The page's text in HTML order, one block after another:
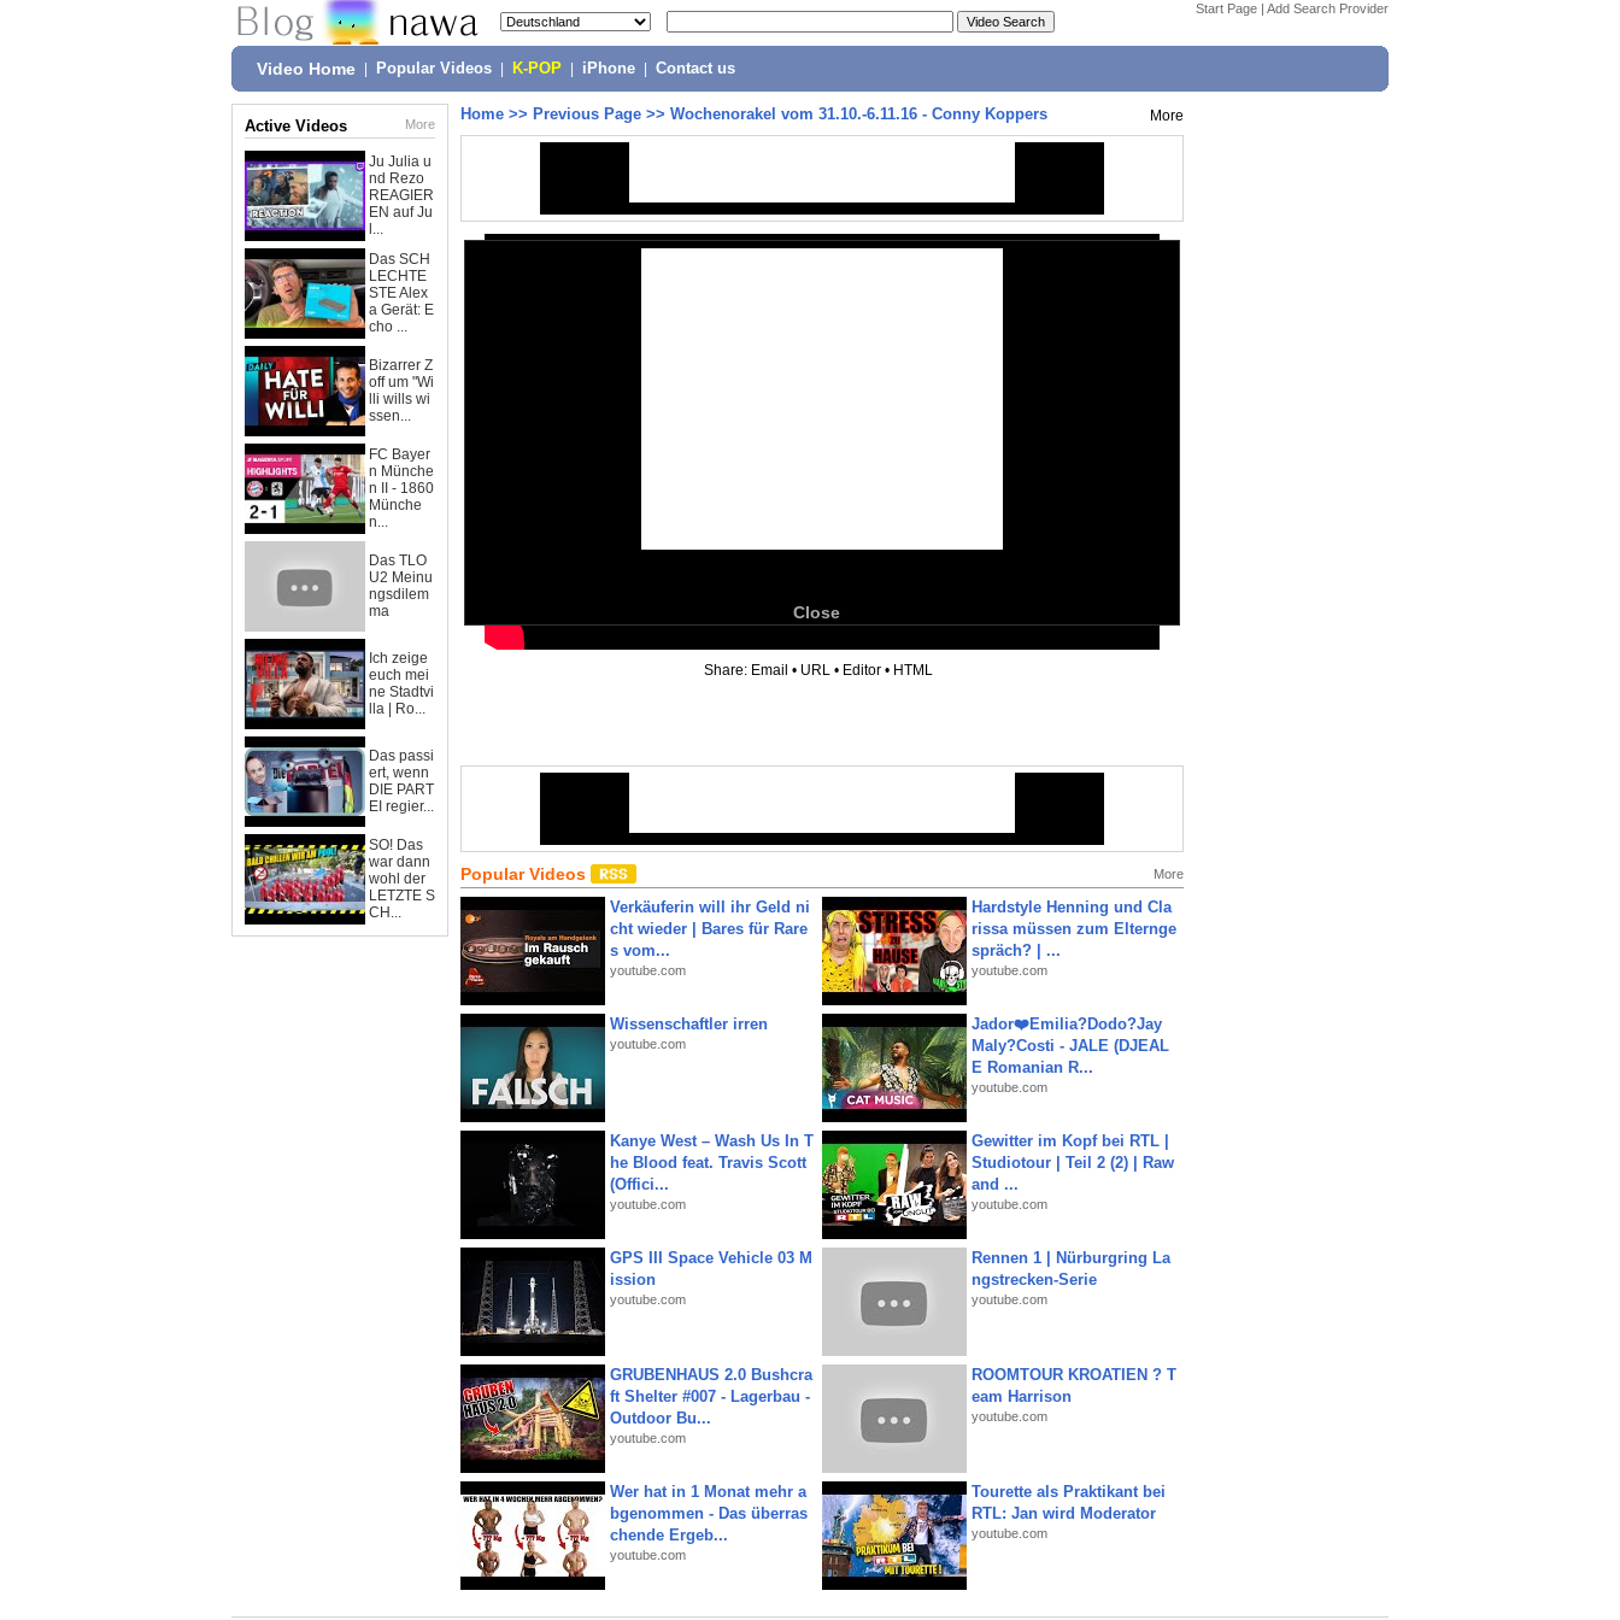
Start Page | Add Search Provider
Video Home Popular Videos K-POP iPhone Contact us
Active Videos More
Ju Julia u
nd Rezo
REAGIER
EN auf Ju
l...
Das SCH
LECHTE
STE Alex
a Gerät: E
cho ...
Bizarrer Z
off um "Wi
lli wills wi
ssen...
FC Bayer
n Münche
n II - 1860
Münche
n...
Das TLO
U2 Meinu
ngsdilem
ma
Ich zeige
euch mei
ne Stadtvi
lla | Ro...
Das passi
ert, wenn
DIE PART
EI regier...
SO! Das
war dann
wohl der
LETZTE S
CH...
Home >> Previous Page >> Wochenorakel vom 31.10.-6.11.16 - Conny Koppers More
Close
Share: Email • URL • Editor • HTML
Popular Videos More
Verkäuferin will ihr Geld ni
cht wieder | Bares für Rare
s vom...
youtube.com
Hardstyle Henning und Cla
rissa müssen zum Elternge
spräch? | ...
youtube.com
Wissenschaftler irren
youtube.com
Jador❤️Emilia?Dodo?Jay
Maly?Costi - JALE (DJEAL
E Romanian R...
youtube.com
Kanye West – Wash Us In T
he Blood feat. Travis Scott
(Offici...
youtube.com
Gewitter im Kopf bei RTL |
Studiotour | Teil 2 (2) | Raw
and ...
youtube.com
GPS III Space Vehicle 03 M
ission
youtube.com
Rennen 1 | Nürburgring La
ngstrecken-Serie
youtube.com
GRUBENHAUS 2.0 Bushcra
ft Shelter #007 - Lagerbau -
Outdoor Bu...
youtube.com
ROOMTOUR KROATIEN ? T
eam Harrison
youtube.com
Wer hat in 1 Monat mehr a
bgenommen - Das überras
chende Ergeb...
youtube.com
Tourette als Praktikant bei
RTL: Jan wird Moderator
youtube.com